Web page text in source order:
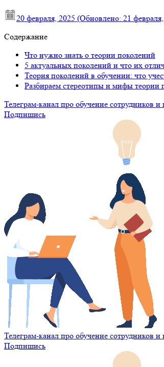
20 февраля, 2025 (Обновлено: 21
Содержание
Что нужно знать о теории поколений
5 актуальных поколений и что их
Теория поколений в обучении: что
Разбираем стереотипы и мифы теории
Телеграм-канал про обучение сотрудников и
Подпишись
Телеграм-канал про обучение сотрудников и
Подпишись